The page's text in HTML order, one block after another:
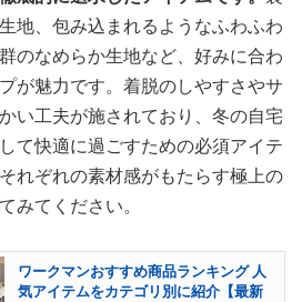
地、包み込まれるようなふわふわ
のなめらか生地など、好みに合わ
が魅力です。着脱のしやすさやサ
い工夫が施されており、冬の自宅
て快適に過ごすための必須アイテ
れぞれの素材感がもたらす極上の
みてください。
ワークマンおすすめ商品ランキング 人
気アイテムをカテゴリ別に紹介【最新